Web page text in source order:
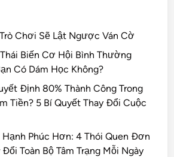
Chơi Sẽ Lật Ngược Ván Cờ
Biến Cơ Hội Bình Thường
Có Dám Học Không?
Định 80% Thành Công Trong
Tiền? 5 Bí Quyết Thay Đổi Cuộc
Phúc Hơn: 4 Thói Quen Đơn
Toàn Bộ Tâm Trạng Mỗi Ngày